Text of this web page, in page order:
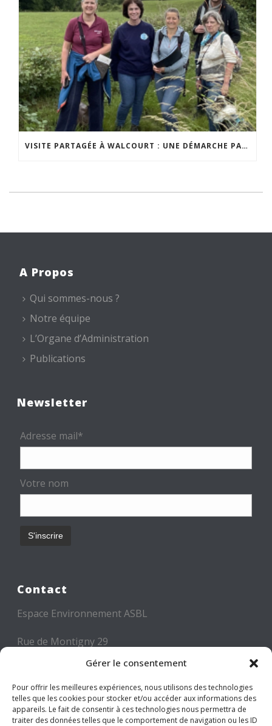
Gérer le consentement
Pour offrir les meilleures expériences, nous utilisons des technologies
telles que les cookies pour stocker et/ou accéder aux informations des
appareils. Le fait de consentir à ces technologies nous permettra de
traiter des données telles que le comportement de navigation ou les ID
VISITE PARTAGÉE À WALCOURT : UNE DÉMARCHE PARTICIPATIVE ANIMÉE PAR ESPACE ENVIRONNEMENT
A Propos
Qui sommes-nous ?
Notre équipe
L’Organe d’Administration
Publications
Newsletter
Adresse mail*
Votre nom
Contact
Espace Environnement ASBL
Rue de Montigny 29
6000 CHARLEROI
Tél: +32 71 300 300
Mail: info@espace-environnement.be